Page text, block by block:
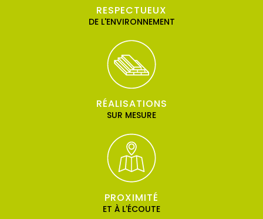
RESPECTUEUX
DE L'ENVIRONNEMENT
RÉALISATIONS
SUR MESURE
PROXIMITÉ
ET À L'ÉCOUTE